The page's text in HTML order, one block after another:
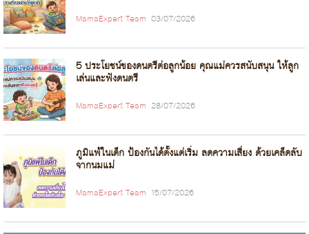
MamaExpert Team 03/07/2026
5 ประโยชน์ของดนตรีต่อลูกน้อย คุณแม่ควรสนับสนุน ให้ลูก
เล่นและฟังดนตรี
MamaExpert Team 28/07/2026
ภูมิแพ้ในเด็ก ป้องกันได้ตั้งแต่เริ่ม ลดความเสี่ยง ด้วยเคล็ดลับ
จากนมแม่
MamaExpert Team 15/07/2026